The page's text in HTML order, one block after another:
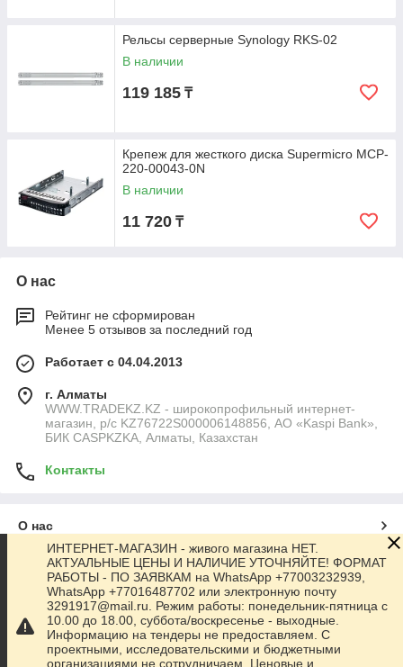
Рельсы серверные Synology RKS-02
В наличии
119 185 ₸
Крепеж для жесткого диска Supermicro MCP-
220-00043-0N
В наличии
11 720 ₸
О нас
Рейтинг не сформирован
Менее 5 отзывов за последний год
Работает с 04.04.2013
г. Алматы
WWW.TRADEKZ.KZ - широкопрофильный интернет-
магазин, р/с KZ76722S000006148856, АО «Kaspi Bank»,
БИК CASPKZKA, Алматы, Казахстан
Контакты
О нас
Контакты
Доставка и оплата
Полная версия сайта
ИНТЕРНЕТ-МАГАЗИН - живого магазина НЕТ.
АКТУАЛЬНЫЕ ЦЕНЫ И НАЛИЧИЕ УТОЧНЯЙТЕ! ФОРМАТ
РАБОТЫ - ПО ЗАЯВКАМ на WhatsApp +77003232939,
WhatsApp +77016487702 или электронную почту
3291917@mail.ru. Режим работы: понедельник-пятница с
10.00 до 18.00, суббота/воскресенье - выходные.
Информацию на тендеры не предоставляем. С
проектными, исследовательскими и бюджетными
организациями не сотрудничаем. Ценовые и